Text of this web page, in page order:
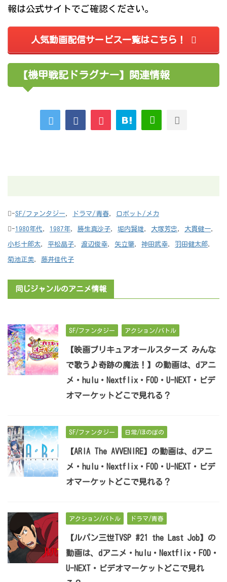
報は公式サイトでご確認ください。
人気動画配信サービス一覧はこちら！
【機甲戦記ドラグナー】関連情報
-SF/ファンタジー, ドラマ/青春, ロボット/メカ
-1980年代, 1987年, 勝生真沙子, 堀内賢雄, 大塚芳忠 , 大貫健一,
小杉十郎太, 平松晶子, 渡辺俊幸, 矢立肇, 神田武幸, 羽田健太郎,
菊池正美, 藤井佳代子
同じジャンルのアニメ情報
SF/ファンタジー アクション/バトル
【映画プリキュアオールスターズ みんな
で歌う♪奇跡の魔法！】の動画は、dアニ
メ・hulu・Nextflix・FOD・U-NEXT・ビデ
オマーケットどこで見れる？
SF/ファンタジー 日常/ほのぼの
【ARIA The AVVENIRE】の動画は、dアニ
メ・hulu・Nextflix・FOD・U-NEXT・ビデ
オマーケットどこで見れる？
アクション/バトル ドラマ/青春
【ルパン三世TVSP #21 the Last Job】の
動画は、dアニメ・hulu・Nextflix・FOD・
U-NEXT・ビデオマーケットどこで見れ